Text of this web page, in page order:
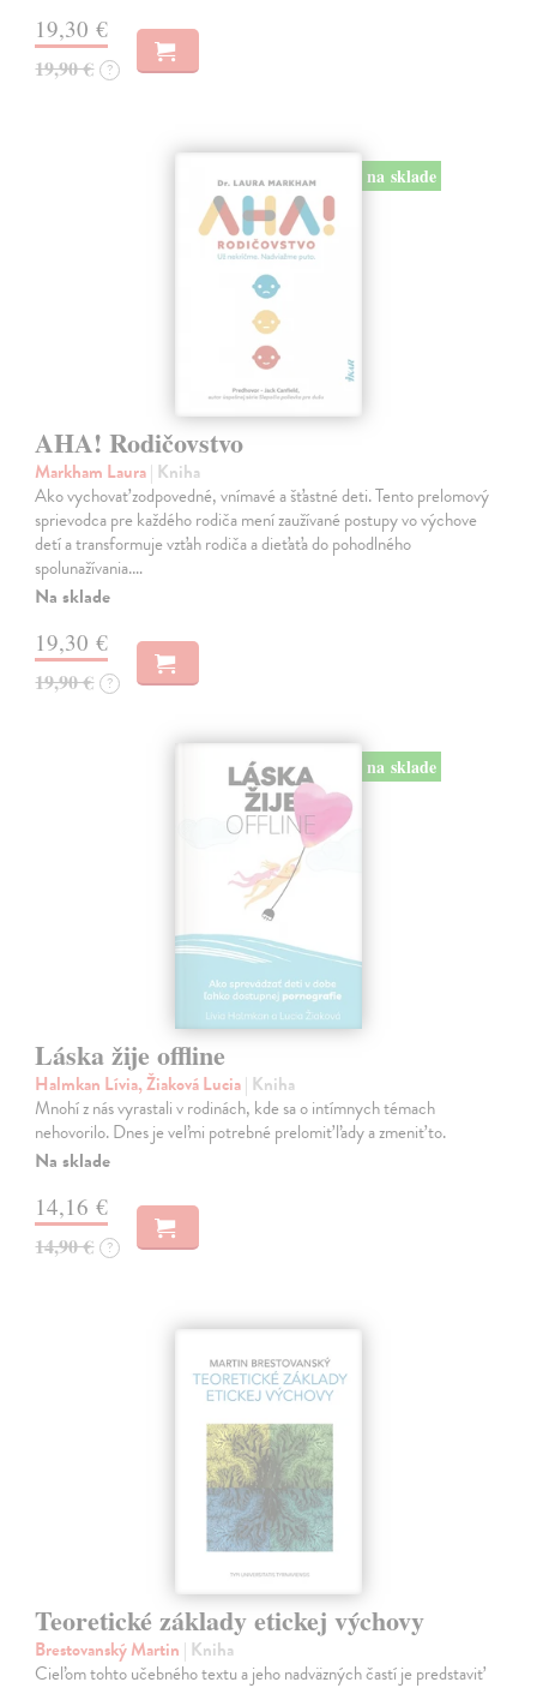
19,30 €
19,90 € ?
na sklade
AHA! Rodičovstvo
Markham Laura| Kniha
Ako vychovať zodpovedné, vnímavé a šťastné deti. Tento prelomový
sprievodca pre každého rodiča mení zaužívané postupy vo výchove
detí a transformuje vzťah rodiča a dieťaťa do pohodlného
spolunažívania.…
Na sklade
19,30 €
19,90 € ?
na sklade
Láska žije offline
Halmkan Lívia, Žiaková Lucia| Kniha
Mnohí z nás vyrastali v rodinách, kde sa o intímnych témach
nehovorilo. Dnes je veľmi potrebné prelomiť ľady a zmeniť to.
Na sklade
14,16 €
14,90 € ?
Teoretické základy etickej výchovy
Brestovanský Martin | Kniha
Cieľom tohto učebného textu a jeho nadväzných častí je predstaviť